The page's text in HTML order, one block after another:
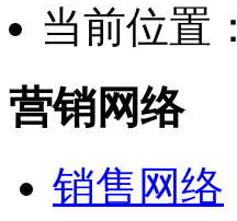
当前位置：
营销网络
销售网络